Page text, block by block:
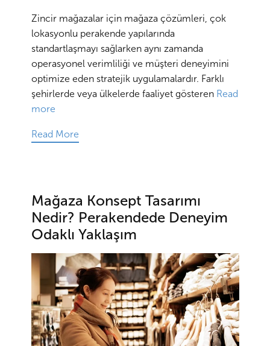
Zincir mağazalar için mağaza çözümleri, çok
lokasyonlu perakende yapılarında
standartlaşmayı sağlarken aynı zamanda
operasyonel verimliliği ve müşteri deneyimini
optimize eden stratejik uygulamalardır. Farklı
şehirlerde veya ülkelerde faaliyet gösteren Read
more
Read More
Mağaza Konsept Tasarımı
Nedir? Perakendede Deneyim
Odaklı Yaklaşım